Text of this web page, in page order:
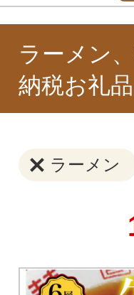
ラーメン
納税お礼
ラーメン